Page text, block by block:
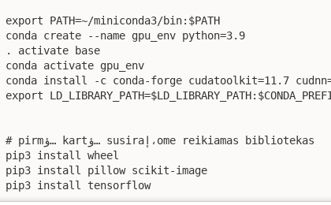
export PATH=~/miniconda3/bin:$PATH
conda create --name gpu_env python=3.9
. activate base
conda activate gpu_env
conda install -c conda-forge cudatoolkit=11.7
export
# pirmؤ… kartؤ… susiraإ،ome reikiamas bibliotekas
pip3 install wheel
pip3 install pillow scikit-image
pip3 install tensorflow